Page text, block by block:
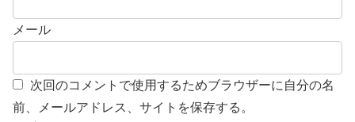
メール
次回のコメントで使用するためブラウザーに自分の名
前、メールアドレス、サイトを保存する。